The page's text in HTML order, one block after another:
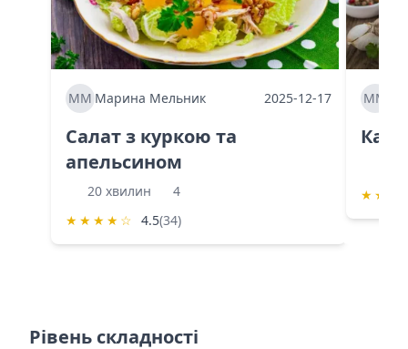
ММ Марина Мельник 2025-12-17
Салат з куркою та
апельсином
20 хвилин
4
★ ★ ★ ★ ☆ 4.5(34)
ММ
★ ★
Рівень складності